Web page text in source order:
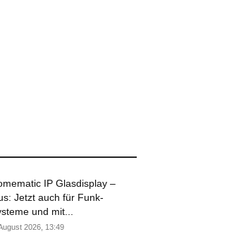
IP Glasdisplay –
Jetzt auch für Funk-
und mit...
2026, 13:49